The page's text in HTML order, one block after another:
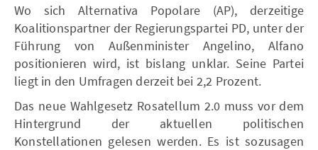
Wo sich Alternativa Popolare (AP), derzeitige
Koalitionspartner der Regierungspartei PD, unter der
Führung von Außenminister Angelino, Alfano
positionieren wird, ist bislang unklar. Seine Partei
liegt in den Umfragen derzeit bei 2,2 Prozent.
Das neue Wahlgesetz Rosatellum 2.0 muss vor dem
Hintergrund der aktuellen politischen
Konstellationen gelesen werden. Es ist sozusagen